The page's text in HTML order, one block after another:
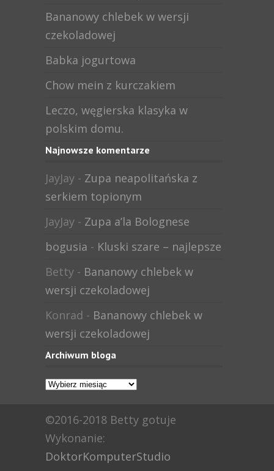
Bananowy chlebek w wersji
czekoladowej
Babka jogurtowa
Chow mein z kurczakiem
Leczo, węgierska klasyka w
polskim domu.
Najnowsze komentarze
JayJay - Zupa neapolitańska z
serkiem topionym
JayJay - Zupa a’la Bolognese
bogusia - Kluski szare – najlepsze
Betty - Bananowy chlebek w
wersji czekoladowej
Konrad - Bananowy chlebek w
wersji czekoladowej
Archiwum bloga
Archiwum
©2016-2018 Betty gotuje
Wykonanie:
DoktorKomputerStudio